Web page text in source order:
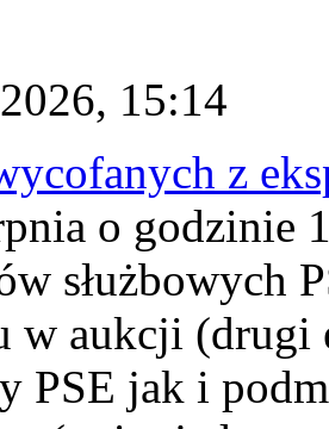
15:14
z
o godzinie
służbowych
w aukcji (drugi
PSE jak i